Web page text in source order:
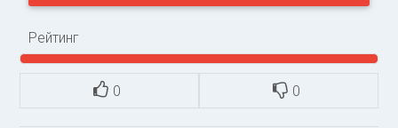
Рейтинг
0 0